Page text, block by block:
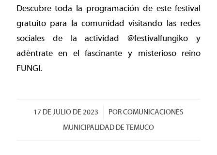
Descubre toda la programación de este festival
gratuito para la comunidad visitando las redes
sociales de la actividad @festivalfungiko y
adéntrate en el fascinante y misterioso reino
FUNGI.
17 DE JULIO DE 2023
/ PORCOMUNICACIONES
MUNICIPALIDAD DE TEMUCO